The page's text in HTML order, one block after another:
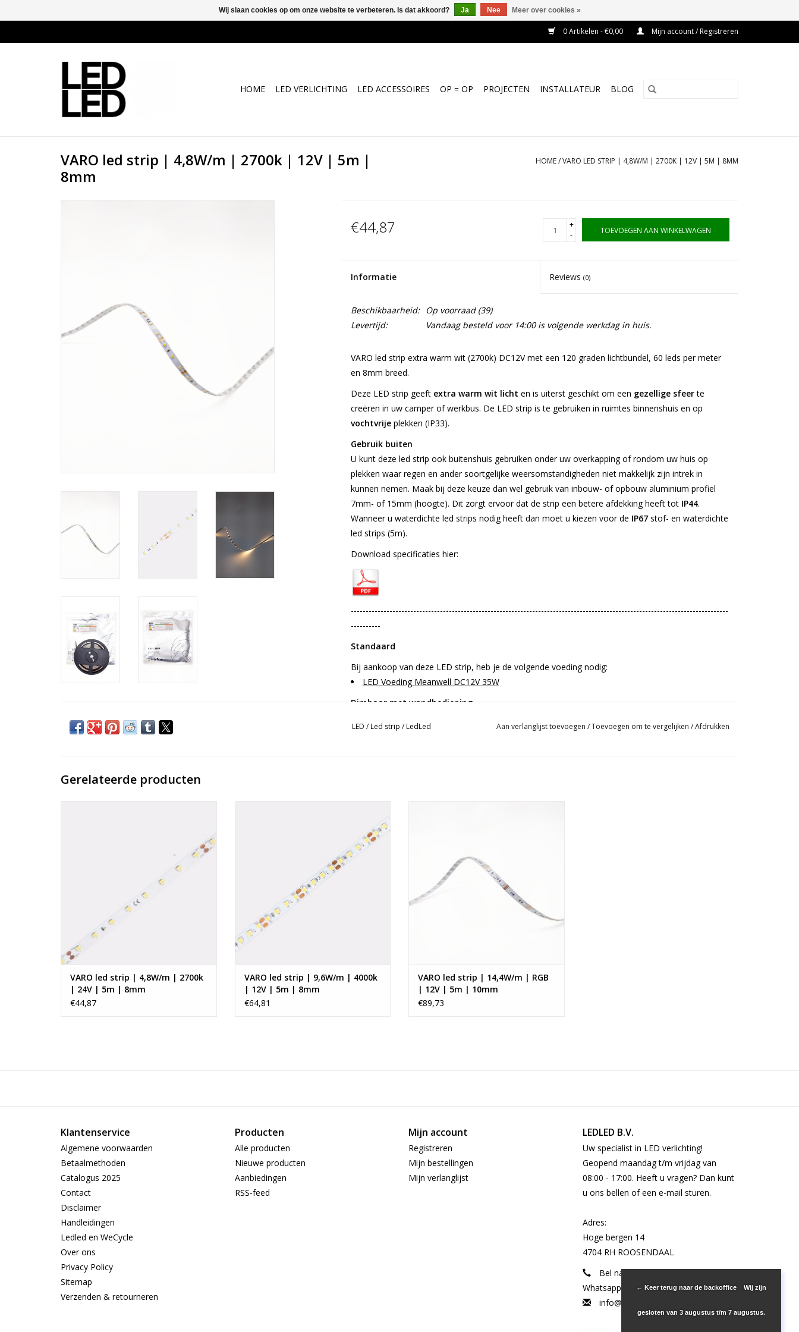
0 Artikelen - €0,00 Mijn account / Registreren
HOME LED VERLICHTING LED ACCESSOIRES OP = OP PROJECTEN INSTALLATEUR BLOG
VARO led strip | 4,8W/m | 2700k | 12V | 5m |
8mm
HOME/VARO LED STRIP | 4,8W/M | 2700K | 12V | 5M | 8MM
€44,87
+
-
TOEVOEGEN AAN WINKELWAGEN
Informatie Reviews(0)
Beschikbaarheid: Op voorraad(39)
Levertijd:
Vandaag besteld voor 14:00 is volgende werkdag in huis.
VARO led strip extra warm wit (2700k) DC12V met een 120 graden lichtbundel, 60 leds per meter
en 8mm breed.
Deze LED strip geeft extra warm wit licht en is uiterst geschikt om een gezellige sfeerte
creëren in uw camper of werkbus. De LED strip is te gebruiken in ruimtes binnenshuis en op
vochtvrijeplekken (IP33).
Gebruik buiten
U kunt deze led strip ook buitenshuis gebruiken onder uw overkapping of rondom uw huis op
plekken waar regen en ander soortgelijke weersomstandigheden niet makkelijk zijn intrek in
kunnen nemen. Maak bij deze keuze dan wel gebruik van inbouw- of opbouw aluminium profiel
7mm- of 15mm (hoogte). Dit zorgt ervoor dat de strip een betere afdekking heeft tot IP44.
Wanneer u waterdichte led strips nodig heeft dan moet u kiezen voor de IP67stof- en waterdichte
led strips (5m).
Download specificaties hier:
-------------------------------------------------------------------------------------------------------------------------------
----------
Standaard
Bij aankoop van deze LED strip, heb je de volgende voeding nodig:
LED Voeding Meanwell DC12V 35W
Dimbaar met wandbediening
Wilt u de LED strip dimbaar maken, dan heeft u de volgende voeding en accessoire nodig:
LED Voeding Meanwell DC12V 35W
Led Dim unit 8A
Afstandsbediening 1-5 zones
-------------------------------------------------------------------------------------------------------------------------------
Algemene specificaties
5000 x 8 x 1,6mm
Product specificaties
Technische specificaties
Geen fitting
VARO led strip 4,8W/m 5M 2700k DC12V
LED /Led strip /LedLed Aan verlanglijst toevoegen /Toevoegen om te vergelijken /Afdrukken
Gerelateerde producten
VARO led strip | 4,8W/m | 2700k
| 24V | 5m | 8mm
€44,87
TOEVOEGEN AAN WINKELWAGEN
VARO led strip | 9,6W/m | 4000k
| 12V | 5m | 8mm
€64,81
VARO led strip | 14,4W/m | RGB
| 12V | 5m | 10mm
€89,73
Klantenservice
Algemene voorwaarden
Betaalmethoden
Catalogus 2025
Contact
Disclaimer
Handleidingen
Ledled en WeCycle
Over ons
Privacy Policy
Sitemap
Verzenden & retourneren
Producten
Alle producten
Nieuwe producten
Aanbiedingen
RSS-feed
Mijn account
Registreren
Mijn bestellingen
Mijn verlanglijst
LEDLED B.V.
Uw specialist in LED verlichting!
Geopend maandag t/m vrijdag van
08:00 - 17:00. Heeft u vragen? Dan kunt
u ons bellen of een e-mail sturen.
Adres:
Hoge bergen 14
4704 RH ROOSENDAAL
Bel naar 085-301 3 810 of
Whatsapp naar +31 (0) 683386463
info@ledled.nl
Wij slaan cookies op om onze website te verbeteren. Is dat akkoord? Ja Nee Meer over cookies »
← Keer terug naar de backoffice Wij zijn
gesloten van 3 augustus t/m 7 augustus.